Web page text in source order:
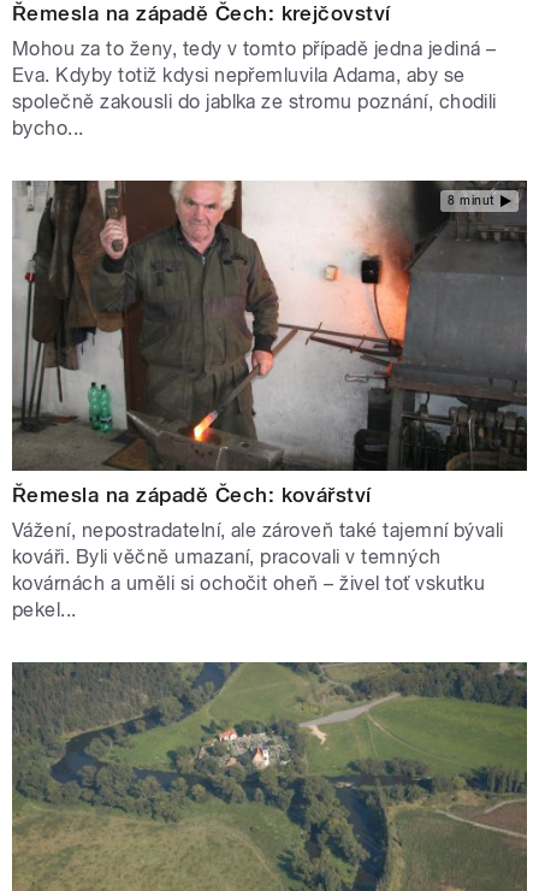
Řemesla na západě Čech: krejčovství
Mohou za to ženy, tedy v tomto případě jedna jediná –
Eva. Kdyby totiž kdysi nepřemluvila Adama, aby se
společně zakousli do jablka ze stromu poznání, chodili
bycho...
8 minut
Řemesla na západě Čech: kovářství
Vážení, nepostradatelní, ale zároveň také tajemní bývali
kováři. Byli věčně umazaní, pracovali v temných
kovárnách a uměli si ochočit oheň – živel toť vskutku
pekel...